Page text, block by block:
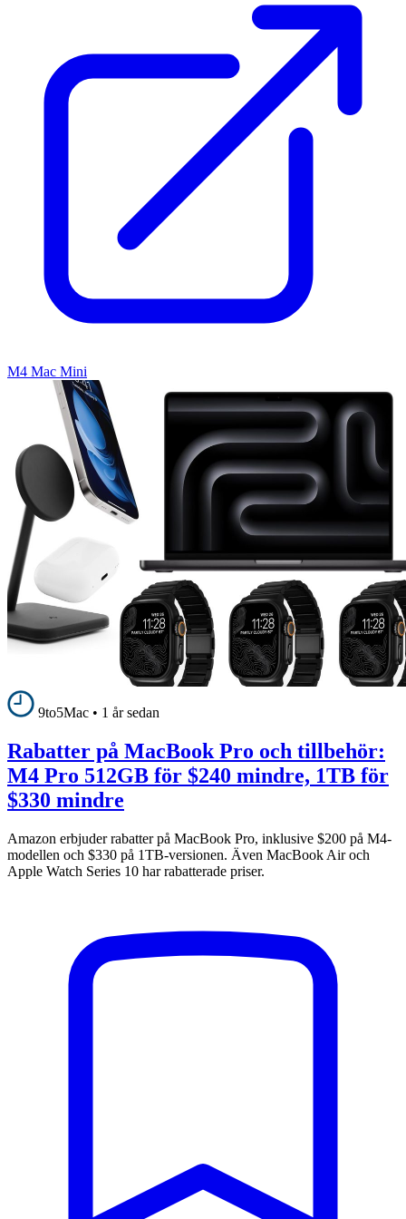
M4 Mac Mini
9to5Mac • 1 år sedan
Rabatter på MacBook Pro och tillbehör:
M4 Pro 512GB för $240 mindre, 1TB för
$330 mindre
Amazon erbjuder rabatter på MacBook Pro, inklusive $200 på M4-
modellen och $330 på 1TB-versionen. Även MacBook Air och
Apple Watch Series 10 har rabatterade priser.